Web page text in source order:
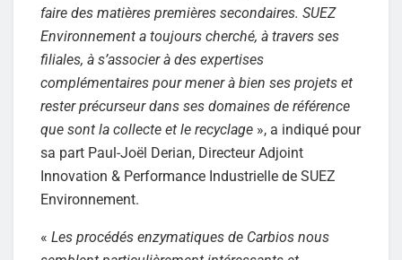
faire des matières premières secondaires. SUEZ
Environnement a toujours cherché, à travers ses
filiales, à s’associer à des expertises
complémentaires pour mener à bien ses projets et
rester précurseur dans ses domaines de référence
que sont la collecte et le recyclage », a indiqué pour
sa part Paul-Joël Derian, Directeur Adjoint
Innovation & Performance Industrielle de SUEZ
Environnement.
« Les procédés enzymatiques de Carbios nous